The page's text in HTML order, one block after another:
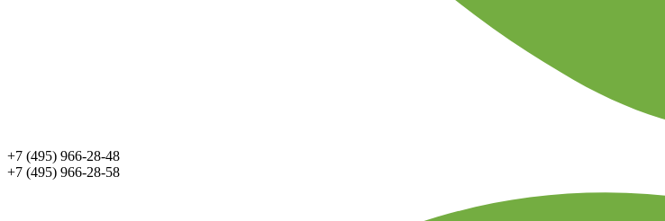
+7 (495) 966-28-48
+7 (495) 966-28-58